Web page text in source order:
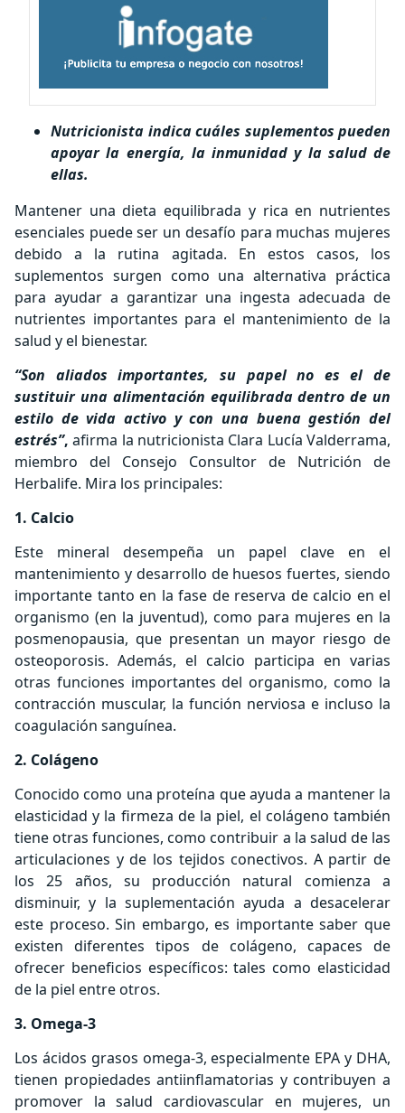
Nutricionista indica cuáles suplementos pueden
apoyar la energía, la inmunidad y la salud de
ellas.
Mantener una dieta equilibrada y rica en nutrientes
esenciales puede ser un desafío para muchas mujeres
debido a la rutina agitada. En estos casos, los
suplementos surgen como una alternativa práctica
para ayudar a garantizar una ingesta adecuada de
nutrientes importantes para el mantenimiento de la
salud y el bienestar.
“Son aliados importantes, su papel no es el de
sustituir una alimentación equilibrada dentro de un
estilo de vida activo y con una buena gestión del
estrés”,afirma la nutricionista Clara Lucía Valderrama,
miembro del Consejo Consultor de Nutrición de
Herbalife. Mira los principales:
1. Calcio
Este mineral desempeña un papel clave en el
mantenimiento y desarrollo de huesos fuertes, siendo
importante tanto en la fase de reserva de calcio en el
organismo (en la juventud), como para mujeres en la
posmenopausia, que presentan un mayor riesgo de
osteoporosis. Además, el calcio participa en varias
otras funciones importantes del organismo, como la
contracción muscular, la función nerviosa e incluso la
coagulación sanguínea.
2. Colágeno
Conocido como una proteína que ayuda a mantener la
elasticidad y la firmeza de la piel, el colágeno también
tiene otras funciones, como contribuir a la salud de las
articulaciones y de los tejidos conectivos. A partir de
los 25 años, su producción natural comienza a
disminuir, y la suplementación ayuda a desacelerar
este proceso. Sin embargo, es importante saber que
existen diferentes tipos de colágeno, capaces de
ofrecer beneficios específicos: tales como elasticidad
de la piel entre otros.
3. Omega-3
Los ácidos grasos omega-3, especialmente EPA y DHA,
tienen propiedades antiinflamatorias y contribuyen a
promover la salud cardiovascular en mujeres, un